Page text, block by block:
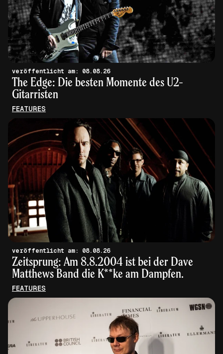
veröffentlicht am: 08.08.26
The Edge: Die besten Momente des U2-
Gitarristen
FEATURES
veröffentlicht am: 08.08.26
Zeitsprung: Am 8.8.2004 ist bei der Dave
Matthews Band die K**ke am Dampfen.
FEATURES